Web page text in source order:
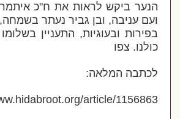
ביקש לראות את ח"כ איתמר בן
עניבה, ובן גביר נעתר בשמחה, כיבד
ובעוגיות, התעניין בשלומו
צפו
המלאה:
www.hidabroot.org/article/